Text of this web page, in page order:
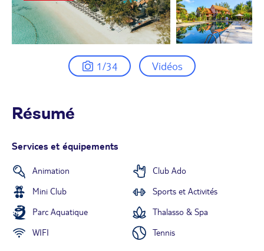
1/34 Vidéos
Résumé
Services et équipements
Animation
Club Ado
Mini Club
Sports et Activités
Parc Aquatique
Thalasso & Spa
WIFI
Tennis